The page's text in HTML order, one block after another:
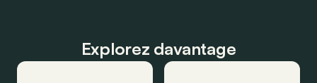
Explorez davantage